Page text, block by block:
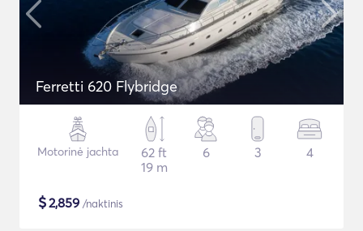
Ferretti 620 Flybridge
Motorinė jachta
62 ft
19 m
6 3 4
$2,859 /naktinis